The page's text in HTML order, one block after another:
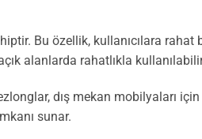
Bu özellik, kullanıcılara
alanlarda rahatlıkla
dış mekan mobilyaları
sunar.